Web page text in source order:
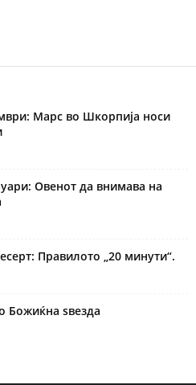
Марс во Шкорпија носи
Овенот да внимава на
Правилото „20 минути“.
Божиќна ѕвезда